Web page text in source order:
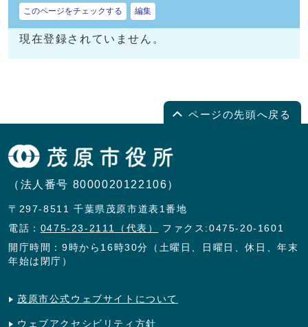
このページをチェックする 編集
現在登録されていません。
ページの先頭へ戻る
（法人番号 8000020122106）
〒297-8511 千葉県茂原市道表1番地
電話： 0475-23-2111（代表）
ファクス:0475-20-1601
開庁時間：9時から16時30分（土曜日、日曜日、休日、年末
年始は閉庁）
茂原市公式ウェブサイトについて
ウェブアクセシビリティ方針